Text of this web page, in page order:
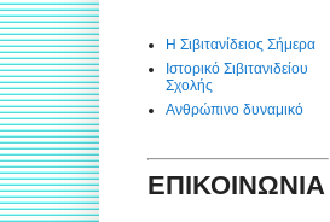
Η Σιβιτανίδειος Σήμερα
Ιστορικό Σιβιτανιδείου
Σχολής
Ανθρώπινο δυναμικό
ΕΠΙΚΟΙΝΩΝΙΑ